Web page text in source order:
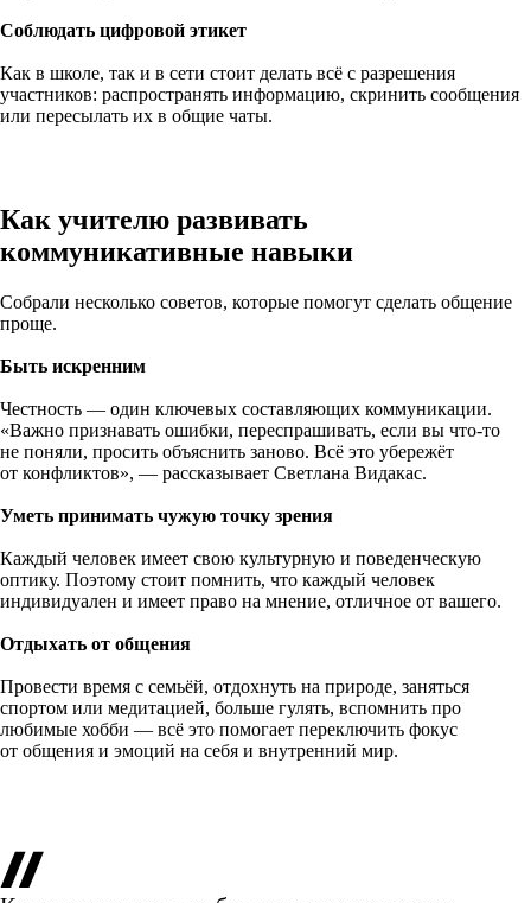
Соблюдать цифровой этикет
Как в школе, так и в сети стоит делать всё с разрешения
участников: распространять информацию, скринить сообщения
или пересылать их в общие чаты.
Как учителю развивать
коммуникативные навыки
Собрали несколько советов, которые помогут сделать общение
проще.
Быть искренним
Честность — один ключевых составляющих коммуникации.
«Важно признавать ошибки, переспрашивать, если вы что-то
не поняли, просить объяснить заново. Всё это убережёт
от конфликтов», — рассказывает Светлана Видакас.
Уметь принимать чужую точку зрения
Каждый человек имеет свою культурную и поведенческую
оптику. Поэтому стоит помнить, что каждый человек
индивидуален и имеет право на мнение, отличное от вашего.
Отдыхать от общения
Провести время с семьёй, отдохнуть на природе, заняться
спортом или медитацией, больше гулять, вспомнить про
любимые хобби — всё это помогает переключить фокус
от общения и эмоций на себя и внутренний мир.